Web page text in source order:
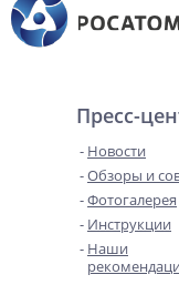
Пресс-
Новости
Обзоры и
Фотогалерея
Инструкции
Наши